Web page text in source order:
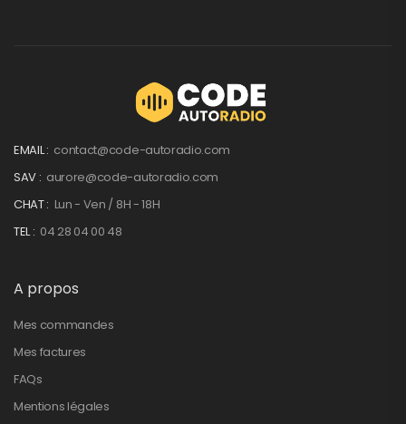
EMAIL : contact@code-autoradio.com
SAV : aurore@code-autoradio.com
CHAT : Lun - Ven / 8H - 18H
TEL : 04 28 04 00 48
A propos
Mes commandes
Mes factures
FAQs
Mentions légales